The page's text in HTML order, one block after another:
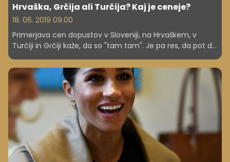
Hrvaška, Grčija ali Turčija? Kaj je ceneje?
18. 06. 2019 09.00
Primerjava cen dopustov v Sloveniji, na Hrvaškem, v
Turčiji in Grčiji kaže, da so "tam tam". Je pa res, da pot do
volanom morate biti (da o gneči niti ne govorimo).
Medtem za pot v Grčijo in Turčijo poskrbi agencija, pa še
veliko hitreje ste na želeni destinaciji.